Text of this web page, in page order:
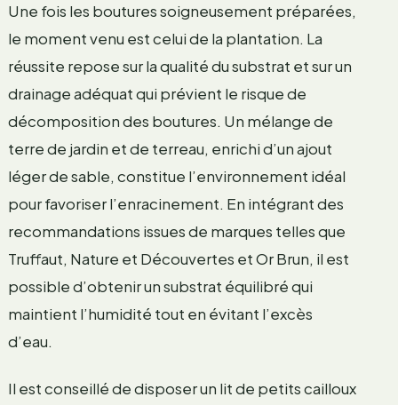
Une fois les boutures soigneusement préparées,
le moment venu est celui de la plantation. La
réussite repose sur la qualité du substrat et sur un
drainage adéquat qui prévient le risque de
décomposition des boutures. Un mélange de
terre de jardin et de terreau, enrichi d’un ajout
léger de sable, constitue l’environnement idéal
pour favoriser l’enracinement. En intégrant des
recommandations issues de marques telles que
Truffaut, Nature et Découvertes et Or Brun, il est
possible d’obtenir un substrat équilibré qui
maintient l’humidité tout en évitant l’excès
d’eau.
Il est conseillé de disposer un lit de petits cailloux